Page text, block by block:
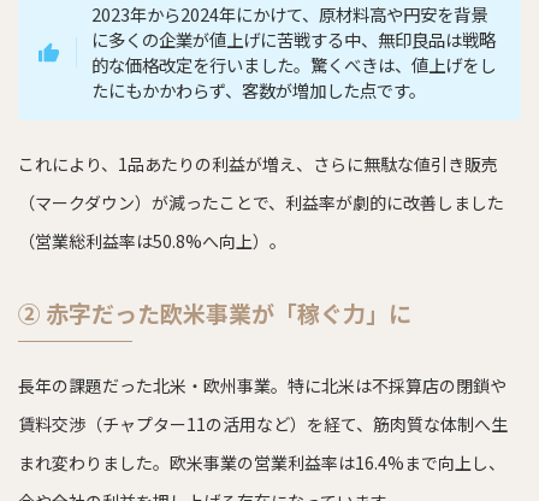
2023年から2024年にかけて、原材料高や円安を背景
に多くの企業が値上げに苦戦する中、無印良品は戦略
的な価格改定を行いました。驚くべきは、値上げをし
たにもかかわらず、客数が増加した点です。
これにより、1品あたりの利益が増え、さらに無駄な値引き販売
（マークダウン）が減ったことで、利益率が劇的に改善しました
（営業総利益率は50.8%へ向上）。
② 赤字だった欧米事業が「稼ぐ力」に
長年の課題だった北米・欧州事業。特に北米は不採算店の閉鎖や
賃料交渉（チャプター11の活用など）を経て、筋肉質な体制へ生
まれ変わりました。欧米事業の営業利益率は16.4%まで向上し、